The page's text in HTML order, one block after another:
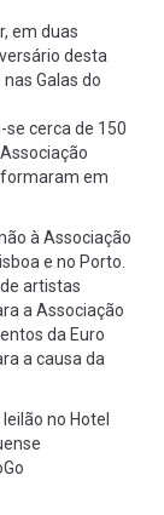
em duas
desta
Galas do
cerca de 150
em
à Associação
e no Porto.
artistas
a Associação
da Euro
a causa da
no Hotel